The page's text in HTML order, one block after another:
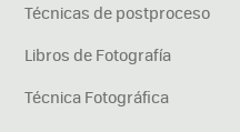
Técnicas de postproceso
Libros de Fotografía
Técnica Fotográfica